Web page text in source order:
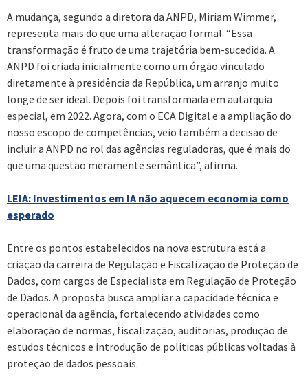
A mudança, segundo a diretora da ANPD, Miriam Wimmer,
representa mais do que uma alteração formal. “Essa
transformação é fruto de uma trajetória bem-sucedida. A
ANPD foi criada inicialmente como um órgão vinculado
diretamente à presidência da República, um arranjo muito
longe de ser ideal. Depois foi transformada em autarquia
especial, em 2022. Agora, com o ECA Digital e a ampliação do
nosso escopo de competências, veio também a decisão de
incluir a ANPD no rol das agências reguladoras, que é mais do
que uma questão meramente semântica”, afirma.
LEIA: Investimentos em IA não aquecem economia como
esperado
Entre os pontos estabelecidos na nova estrutura está a
criação da carreira de Regulação e Fiscalização de Proteção de
Dados, com cargos de Especialista em Regulação de Proteção
de Dados. A proposta busca ampliar a capacidade técnica e
operacional da agência, fortalecendo atividades como
elaboração de normas, fiscalização, auditorias, produção de
estudos técnicos e introdução de políticas públicas voltadas à
proteção de dados pessoais.